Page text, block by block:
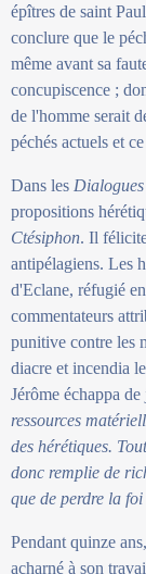
épîtres de saint
conclure que le
même avant sa
concupiscence ;
de l'homme serait
péchés actuels et
Dans les
propositions
Ctésiphon. Il
antipélagiens. Les
d'Eclane, réfugié
commentateurs
punitive contre les
diacre et incendia
Jérôme échappa de
ressources
des hérétiques.
donc remplie de
que de perdre la foi
Pendant quinze
acharné à son